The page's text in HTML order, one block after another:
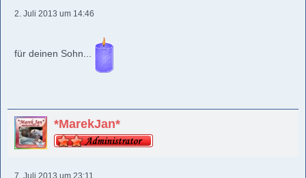
2. Juli 2013 um 14:46
für deinen Sohn...
*MarekJan*
7. Juli 2013 um 23:11